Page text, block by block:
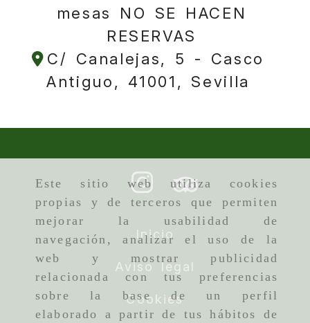
Este sitio web utiliza cookies
propias y de terceros que permiten
mejorar la usabilidad de
navegación, analizar el uso de la
web y mostrar publicidad
relacionada con tus preferencias
sobre la base de un perfil
elaborado a partir de tus hábitos de
mesas NO SE HACEN
RESERVAS
C/ Canalejas, 5 - Casco
Antiguo, 41001, Sevilla
Inicio
Aviso legal
Cookies